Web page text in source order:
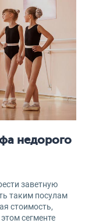
недорого
заветную
таким посулам
стоимость,
сегменте